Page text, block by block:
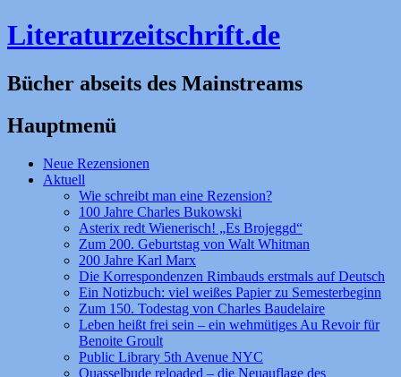
Literaturzeitschrift.de
Bücher abseits des Mainstreams
Hauptmenü
Zum
Inhalt
Neue Rezensionen
Aktuell
Wie schreibt man eine Rezension?
100 Jahre Charles Bukowski
Asterix redt Wienerisch! „Es Brojeggd“
Zum 200. Geburtstag von Walt Whitman
200 Jahre Karl Marx
Die Korrespondenzen Rimbauds erstmals auf Deutsch
Ein Notizbuch: viel weißes Papier zu Semesterbeginn
Zum 150. Todestag von Charles Baudelaire
Leben heißt frei sein – ein wehmütiges Au Revoir für
Benoite Groult
Public Library 5th Avenue NYC
Quasselbude reloaded – die Neuauflage des